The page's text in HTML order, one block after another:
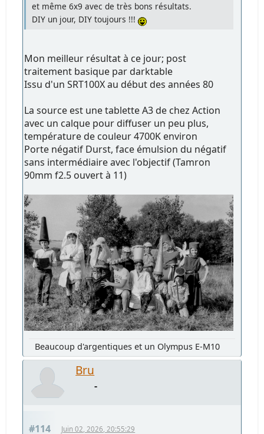
et même 6x9 avec de très bons résultats.
DIY un jour, DIY toujours !!!
Mon meilleur résultat à ce jour; post
traitement basique par darktable
Issu d'un SRT100X au début des années 80
La source est une tablette A3 de chez Action
avec un calque pour diffuser un peu plus,
température de couleur 4700K environ
Porte négatif Durst, face émulsion du négatif
sans intermédiaire avec l'objectif (Tamron
90mm f2.5 ouvert à 11)
Beaucoup d'argentiques et un Olympus E-M10
Bru
-
#114 Juin 02, 2026, 20:55:29